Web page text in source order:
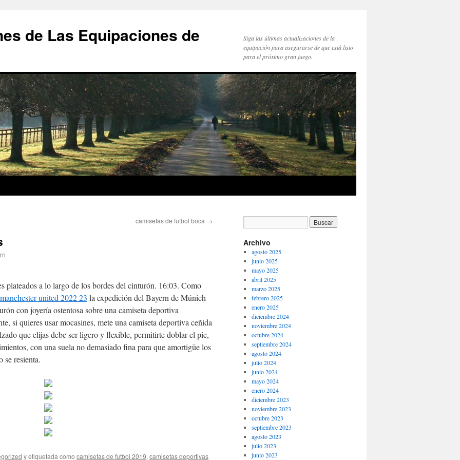
de Las Equipaciones de
Siga las últimas actualizaciones de la
equipación para asegurarse de que está listo
para el próximo gran juego.
camisetas de futbol boca →
plateados a lo largo de los bordes del cinturón. 16:03. Como
united 2022 23 la expedición del Bayern de Múnich
con joyería ostentosa sobre una camiseta deportiva
si quieres usar mocasines, mete una camiseta deportiva ceñida
que elijas debe ser ligero y flexible, permitirte doblar el pie,
con una suela no demasiado fina para que amortigüe los
se resienta.
y etiquetada como camisetas de futbol 2019, camisetas deportivas
Archivo
agosto 2025
junio 2025
mayo 2025
abril 2025
marzo 2025
febrero 2025
enero 2025
diciembre 2024
noviembre 2024
octubre 2024
septiembre 2024
agosto 2024
julio 2024
junio 2024
mayo 2024
enero 2024
diciembre 2023
noviembre 2023
octubre 2023
septiembre 2023
agosto 2023
julio 2023
junio 2023